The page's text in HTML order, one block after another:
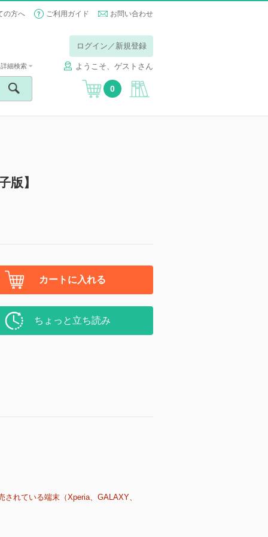
の方へ ご利用ガイド お問い合わせ
ログイン／新規登録
ようこそ、ゲストさん
詳細検索
0
】
カートに入れる
ちょっと立ち読み
れている端末（Xperia、GALAXY、